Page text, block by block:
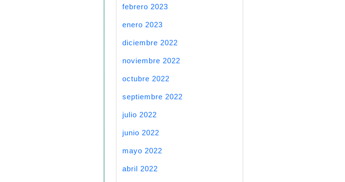
febrero 2023
enero 2023
diciembre 2022
noviembre 2022
octubre 2022
septiembre 2022
julio 2022
junio 2022
mayo 2022
abril 2022